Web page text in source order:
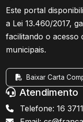
Este portal
a Lei 13.460/2017,
facilitando o acesso
municipais.
Baixar Carta
Atendimento
Telefone: 16